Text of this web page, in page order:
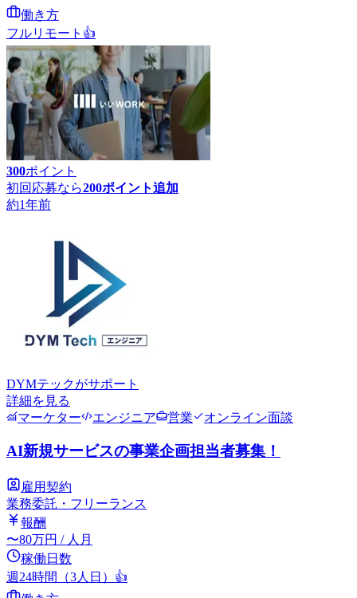
働き方
フルリモート 👍
300ポイント
初回応募なら200ポイント追加
約1年前
DYMテックがサポート
詳細を見る
マーケター
エンジニア 営業 オンライン面談
AI新規サービスの事業企画担当者募集！
雇用契約
業務委託・フリーランス
報酬
〜80万円 / 人月
稼働日数
週24時間（3人日） 👍